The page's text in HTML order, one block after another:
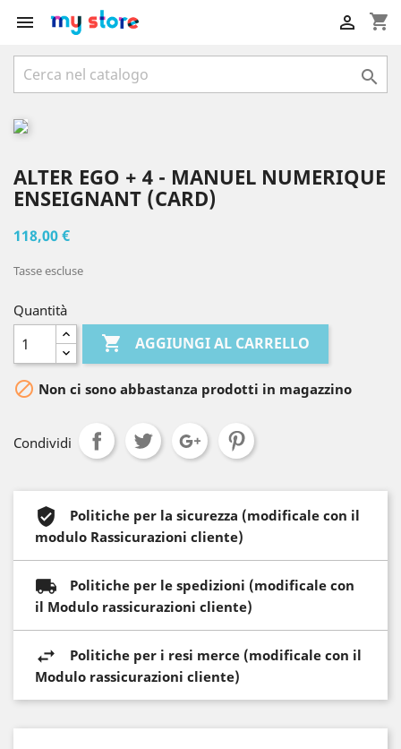
 shopping_cart


ALTER EGO + 4 - MANUEL NUMERIQUE
ENSEIGNANT (CARD)
118,00 €
Tasse escluse
Quantità
 AGGIUNGI AL CARRELLO
 Non ci sono abbastanza prodotti in magazzino
Condividi
Politiche per la sicurezza (modificale con il
modulo Rassicurazioni cliente)
Politiche per le spedizioni (modificale con
il Modulo rassicurazioni cliente)
Politiche per i resi merce (modificale con il
Modulo rassicurazioni cliente)